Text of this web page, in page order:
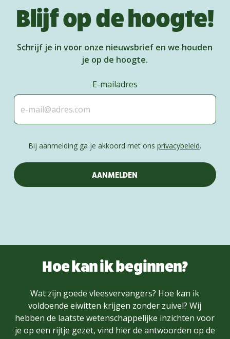
Blijf op de hoogte!
Schrijf je in voor onze nieuwsbrief en we houden
je op de hoogte.
E-mailadres
Bij aanmelding ga je akkoord met onsprivacybeleid.
Hoe kan ik beginnen?
Wat zijn goede vleesvervangers? Hoe kan ik
voldoende eiwitten krijgen zonder zuivel? Wij
hebben de laatste wetenschappelijke inzichten voor
je op een rijtje gezet, vind hier de antwoorden op de